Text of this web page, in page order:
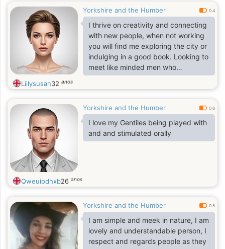
Yorkshire and the Humber 0.4
I thrive on creativity and connecting
with new people, when not working
you will find me exploring the city or
indulging in a good book. Looking to
meet like minded men who
appreciate ambition and adventure
Liilysusan32 anos
Yorkshire and the Humber 0.6
I love my Gentiles being played with
and and stimulated orally
Qweuiodhxb26 anos
Yorkshire and the Humber 0.5
I am simple and meek in nature, I am
lovely and understandable person, I
respect and regards people as they